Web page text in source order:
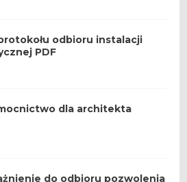
odbioru instalacji
PDF
dla architekta
do odbioru pozwolenia